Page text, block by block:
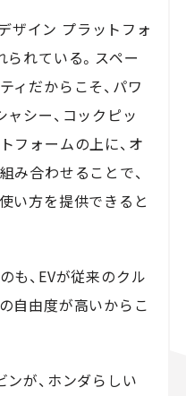
ザイン プラットフォ
られている。スペー
ィだからこそ、パワ
シー、コックピッ
フォームの上に、オ
み合わせることで、
い方を提供できると
も、EVが従来のクル
自由度が高いからこ
が、ホンダらしい